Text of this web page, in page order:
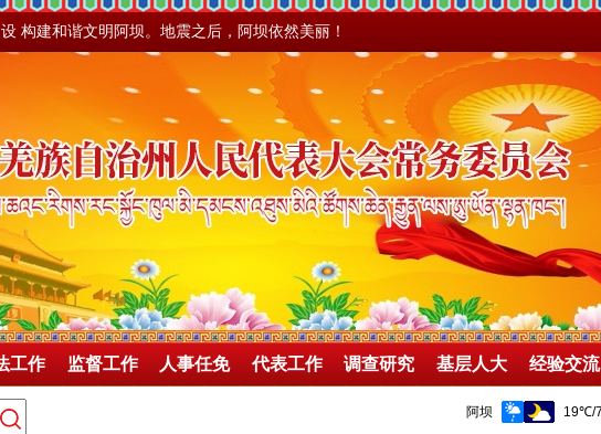
构建和谐文明阿坝。地震之后，阿坝依然美丽！
工作 监督工作 人事任免 代表工作 调查研究 基层人大 经验交流